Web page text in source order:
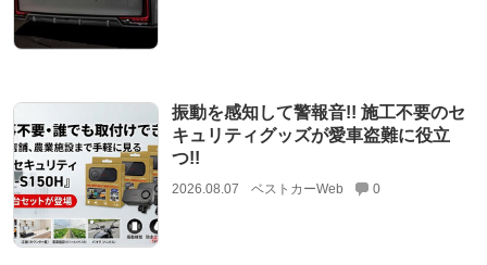
振動を感知して警報音!! 施工不要のセ
キュリティグッズが愛車盗難に役立
つ!!
2026.08.07 ベストカーWeb 0